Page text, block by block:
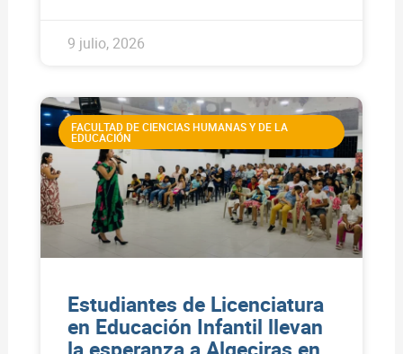
9 julio, 2026
FACULTAD DE CIENCIAS HUMANAS Y DE LA
EDUCACIÓN
Estudiantes de Licenciatura
en Educación Infantil llevan